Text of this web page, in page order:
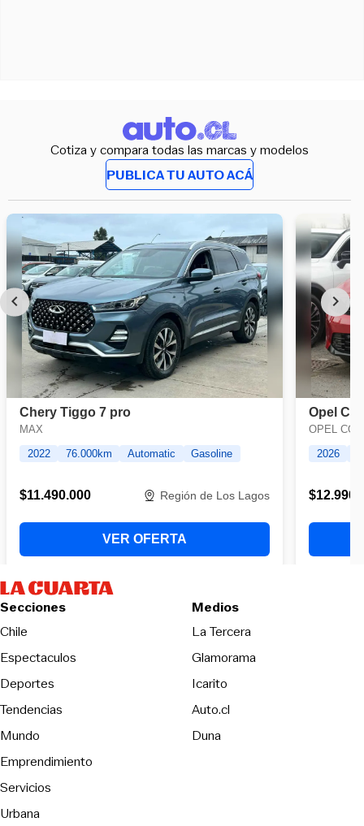
Cotiza y compara todas las marcas y modelos
PUBLICA TU AUTO ACÁ
Secciones
Chile
Espectaculos
Deportes
Tendencias
Mundo
Emprendimiento
Servicios
Urbana
Medios
La TerceraOpens in new
Glamorama
Icarito
Auto.cl
DunaOpens in new window